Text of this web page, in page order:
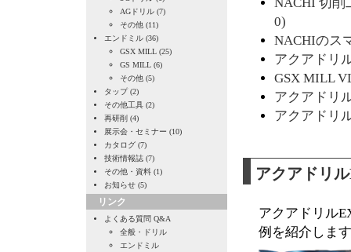
AGドリル (7)
その他 (11)
エンドミル (36)
GSX MILL (25)
GS MILL (6)
その他 (5)
タップ (2)
その他工具 (2)
再研削 (4)
展示会・セミナー (10)
カタログ (7)
技術情報誌 (7)
その他・資料 (1)
お知らせ (5)
リンク
よくある質問 Q&A
全般・ドリル
エンドミル
0)
NACHIのス
アクアドリ
GSX MILL
アクアドリ
アクアドリ
アクアドリ
アクアドリル
例を紹介しま